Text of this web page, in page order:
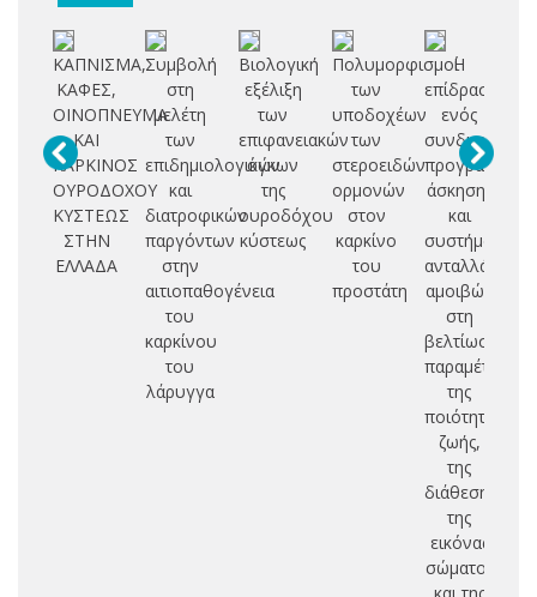
ΚΑΠΝΙΣΜΑ,
ΚΑΦΕΣ,
ΟΙΝΟΠΝΕΥΜΑ
ΚΑΙ
ΚΑΡΚΙΝΟΣ
ΟΥΡΟΔΟΧΟΥ
ΚΥΣΤΕΩΣ
ΣΤΗΝ
ΕΛΛΑΔΑ
Συμβολή
στη
μελέτη
των
επιδημιολογικών
και
διατροφικών
παργόντων
στην
αιτιοπαθογένεια
του
καρκίνου
του
λάρυγγα
Βιολογική
εξέλιξη
των
επιφανειακών
όγκων
της
ουροδόχου
κύστεως
Πολυμορφισμοί
των
υποδοχέων
των
στεροειδών
ορμονών
στον
καρκίνο
του
προστάτη
Η
επίδραση
ενός
άσκησης
και
συστήματος
ανταλλάξιμων
αμοιβών
στη
βελτίωση
παραμέτρων
της
ποιότητας
ζωής,
της
διάθεσης,
της
εικόνας
σώματος